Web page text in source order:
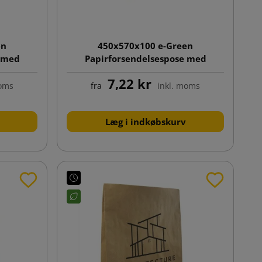
450x570x100 e-Green
Papirforsendelsespose med
klodsbund
fra 7,22 kr inkl. moms
Læg i indkøbskurv